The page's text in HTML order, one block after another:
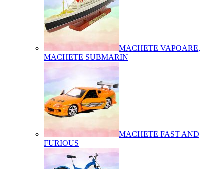
MACHETE VAPOARE,
MACHETE SUBMARIN
MACHETE FAST AND
FURIOUS